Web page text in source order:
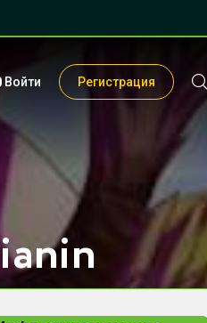
Войти Регистрация